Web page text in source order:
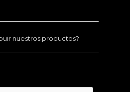
nuestros productos?